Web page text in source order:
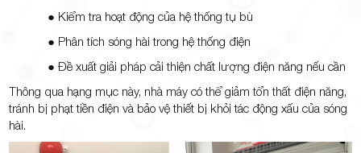
● Kiểm tra hoạt động của hệ thống tụ bù
● Phân tích sóng hài trong hệ thống điện
● Đề xuất giải pháp cải thiện chất lượng điện năng nếu cần
Thông qua hạng mục này, nhà máy có thể giảm tổn thất điện năng,
tránh bị phạt tiền điện và bảo vệ thiết bị khỏi tác động xấu của sóng
hài.